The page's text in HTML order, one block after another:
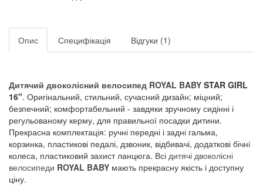
Опис Специфікація Відгуки (1)
Дитячий двоколісний велосипед ROYAL BABY STAR GIRL
16". Оригінальний, стильний, сучасний дизайн; міцний;
безпечний; комфортабельний - завдяки зручному сидінні і
регульованому керму, для правильної посадки дитини.
Прекрасна комплектація: ручні передні і задні гальма,
корзинка, пластикові педалі, дзвоник, відбивачі, додаткові бічні
колеса, пластиковий захист ланцюга. Всі дитячі двоколісні
велосипеди ROYAL BABY мають прекрасну якість і доступну
ціну.